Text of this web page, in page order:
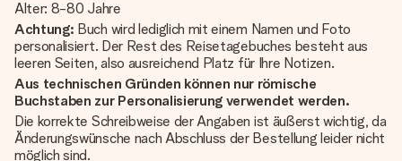
Alter: 8-80 Jahre
Achtung: Buch wird lediglich mit einem Namen und Foto
personalisiert. Der Rest des Reisetagebuches besteht aus
leeren Seiten, also ausreichend Platz für Ihre Notizen.
Aus technischen Gründen können nur römische
Buchstaben zur Personalisierung verwendet werden.
Die korrekte Schreibweise der Angaben ist äußerst wichtig, da
Änderungswünsche nach Abschluss der Bestellung leider nicht
möglich sind.